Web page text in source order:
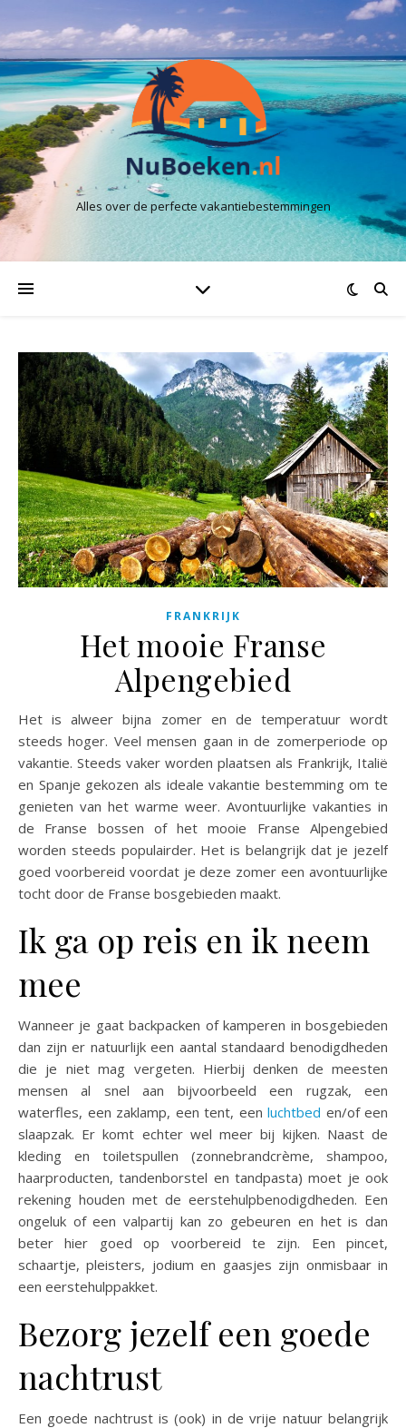
Alles over de perfecte vakantiebestemmingen
FRANKRIJK
Het mooie Franse
Alpengebied
Het is alweer bijna zomer en de temperatuur wordt
steeds hoger. Veel mensen gaan in de zomerperiode op
vakantie. Steeds vaker worden plaatsen als Frankrijk, Italië
en Spanje gekozen als ideale vakantie bestemming om te
genieten van het warme weer. Avontuurlijke vakanties in
de Franse bossen of het mooie Franse Alpengebied
worden steeds populairder. Het is belangrijk dat je jezelf
goed voorbereid voordat je deze zomer een avontuurlijke
tocht door de Franse bosgebieden maakt.
Ik ga op reis en ik neem
mee
Wanneer je gaat backpacken of kamperen in bosgebieden
dan zijn er natuurlijk een aantal standaard benodigdheden
die je niet mag vergeten. Hierbij denken de meesten
mensen al snel aan bijvoorbeeld een rugzak, een
waterfles, een zaklamp, een tent, een luchtbed en/of een
slaapzak. Er komt echter wel meer bij kijken. Naast de
kleding en toiletspullen (zonnebrandcrème, shampoo,
haarproducten, tandenborstel en tandpasta) moet je ook
rekening houden met de eerstehulpbenodigdheden. Een
ongeluk of een valpartij kan zo gebeuren en het is dan
beter hier goed op voorbereid te zijn. Een pincet,
schaartje, pleisters, jodium en gaasjes zijn onmisbaar in
een eerstehulppakket.
Bezorg jezelf een goede
nachtrust
Een goede nachtrust is (ook) in de vrije natuur belangrijk